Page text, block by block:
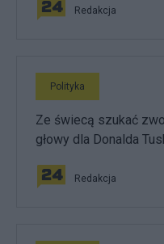
Redakcja
Polityka
Ze świecą szukać
głowy dla Donalda
Redakcja